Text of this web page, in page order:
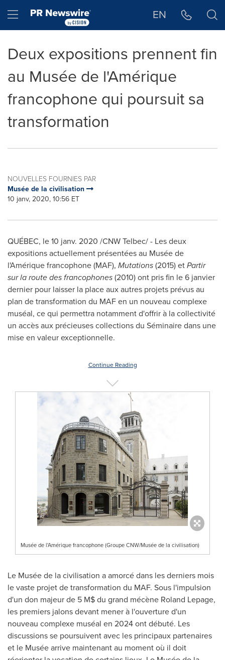
Hamburger menu EN
Deux expositions prennent fin
au Musée de l'Amérique
francophone qui poursuit sa
transformation
NOUVELLES FOURNIES PAR
Musée de la civilisation
10 janv, 2020, 10:56 ET
QUÉBEC, le 10 janv. 2020 /CNW Telbec/ - Les deux
expositions actuellement présentées au Musée de
l'Amérique francophone (MAF), Mutations(2015) etPartir
sur la route des francophones(2010) ont pris fin le 6 janvier
dernier pour laisser la place aux autres projets prévus au
plan de transformation du MAF en un nouveau complexe
muséal, ce qui permettra notamment d'offrir à la collectivité
un accès aux précieuses collections du Séminaire dans une
mise en valeur exceptionnelle.
Continue Reading
Musée de l'Amérique francophone (Groupe CNW/Musée de la civilisation)
Le Musée de la civilisation a amorcé dans les derniers mois
le vaste projet de transformation du MAF. Sous l'impulsion
d'un don majeur de 5 M$ du grand mécène Roland Lepage,
les premiers jalons devant mener à l'ouverture d'un
nouveau complexe muséal en 2024 ont débuté. Les
discussions se poursuivent avec les principaux partenaires
et le Musée arrive maintenant au moment où il doit